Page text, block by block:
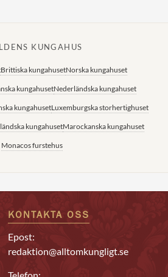
KUNGAHUS
Brittiska kungahusetNorska kungahuset
kungahusetNederländska kungahuset
kungahusetLuxemburgska storhertighuset
kungahusetMarockanska kungahuset
Monacos furstehus
KONTAKTA OSS
Epost:
redaktion@alltomkungligt.se